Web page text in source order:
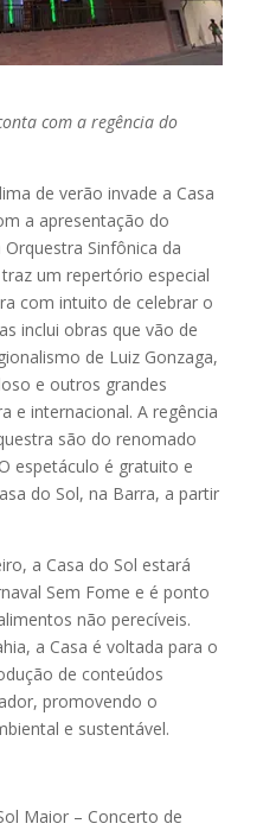
com a regência do
de verão invade a Casa
a apresentação do
Orquestra Sinfônica da
um repertório especial
com intuito de celebrar o
inclui obras que vão de
de Luiz Gonzaga,
e outros grandes
e internacional. A regência
são do renomado
espetáculo é gratuito e
do Sol, na Barra, a partir
a Casa do Sol estará
Sem Fome e é ponto
não perecíveis.
a Casa é voltada para o
de conteúdos
promovendo o
e sustentável.
Maior – Concerto de